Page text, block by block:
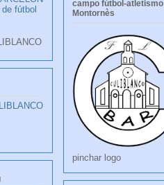
de fútbol
campo fútbol-atletismo
Montornès
pinchar logo